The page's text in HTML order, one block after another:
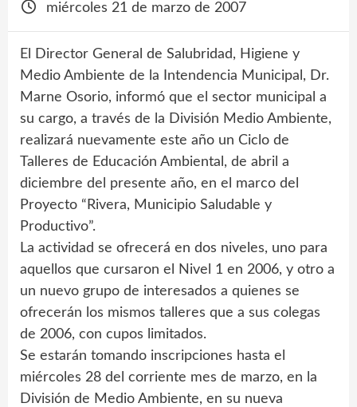
miércoles 21 de marzo de 2007
El Director General de Salubridad, Higiene y
Medio Ambiente de la Intendencia Municipal, Dr.
Marne Osorio, informó que el sector municipal a
su cargo, a través de la División Medio Ambiente,
realizará nuevamente este año un Ciclo de
Talleres de Educación Ambiental, de abril a
diciembre del presente año, en el marco del
Proyecto “Rivera, Municipio Saludable y
Productivo”.
La actividad se ofrecerá en dos niveles, uno para
aquellos que cursaron el Nivel 1 en 2006, y otro a
un nuevo grupo de interesados a quienes se
ofrecerán los mismos talleres que a sus colegas
de 2006, con cupos limitados.
Se estarán tomando inscripciones hasta el
miércoles 28 del corriente mes de marzo, en la
División de Medio Ambiente, en su nueva